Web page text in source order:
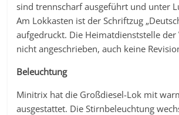
sind trennscharf ausgeführt und unter
Am Lokkasten ist der Schriftzug
aufgedruckt. Die Heimatdienststelle
nicht angeschrieben, auch keine
Beleuchtung
Minitrix hat die Großdiesel-Lok mit
ausgestattet. Die Stirnbeleuchtung